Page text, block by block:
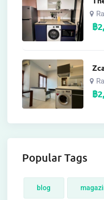
฿
฿
Popular Tags
blog